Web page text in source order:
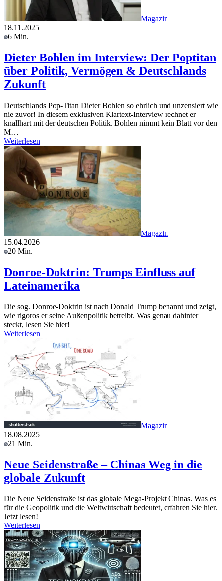
Magazin
18.11.2025
6 Min.
Dieter Bohlen im Interview: Der Poptitan
über Politik, Vermögen & Deutschlands
Zukunft
Deutschlands Pop-Titan Dieter Bohlen so ehrlich und unzensiert wie
nie zuvor! In diesem exklusiven Klartext-Interview rechnet er
knallhart mit der deutschen Politik. Bohlen nimmt kein Blatt vor den
M…
Weiterlesen
Magazin
15.04.2026
20 Min.
Donroe-Doktrin: Trumps Einfluss auf
Lateinamerika
Die sog. Donroe-Doktrin ist nach Donald Trump benannt und zeigt,
wie rigoros er seine Außenpolitik betreibt. Was genau dahinter
steckt, lesen Sie hier!
Weiterlesen
Magazin
18.08.2025
21 Min.
Neue Seidenstraße – Chinas Weg in die
globale Zukunft
Die Neue Seidenstraße ist das globale Mega-Projekt Chinas. Was es
für die Geopolitik und die Weltwirtschaft bedeutet, erfahren Sie hier.
Jetzt lesen!
Weiterlesen